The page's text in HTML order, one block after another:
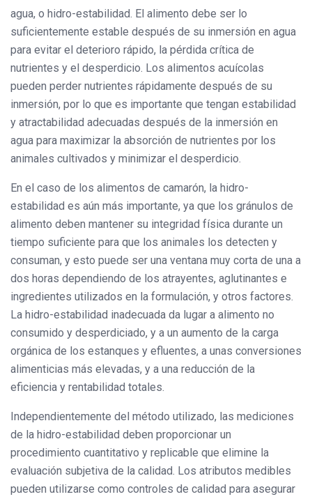
agua, o hidro-estabilidad. El alimento debe ser lo
suficientemente estable después de su inmersión en agua
para evitar el deterioro rápido, la pérdida crítica de
nutrientes y el desperdicio. Los alimentos acuícolas
pueden perder nutrientes rápidamente después de su
inmersión, por lo que es importante que tengan estabilidad
y atractabilidad adecuadas después de la inmersión en
agua para maximizar la absorción de nutrientes por los
animales cultivados y minimizar el desperdicio.
En el caso de los alimentos de camarón, la hidro-
estabilidad es aún más importante, ya que los gránulos de
alimento deben mantener su integridad física durante un
tiempo suficiente para que los animales los detecten y
consuman, y esto puede ser una ventana muy corta de una a
dos horas dependiendo de los atrayentes, aglutinantes e
ingredientes utilizados en la formulación, y otros factores.
La hidro-estabilidad inadecuada da lugar a alimento no
consumido y desperdiciado, y a un aumento de la carga
orgánica de los estanques y efluentes, a unas conversiones
alimenticias más elevadas, y a una reducción de la
eficiencia y rentabilidad totales.
Independientemente del método utilizado, las mediciones
de la hidro-estabilidad deben proporcionar un
procedimiento cuantitativo y replicable que elimine la
evaluación subjetiva de la calidad. Los atributos medibles
pueden utilizarse como controles de calidad para asegurar